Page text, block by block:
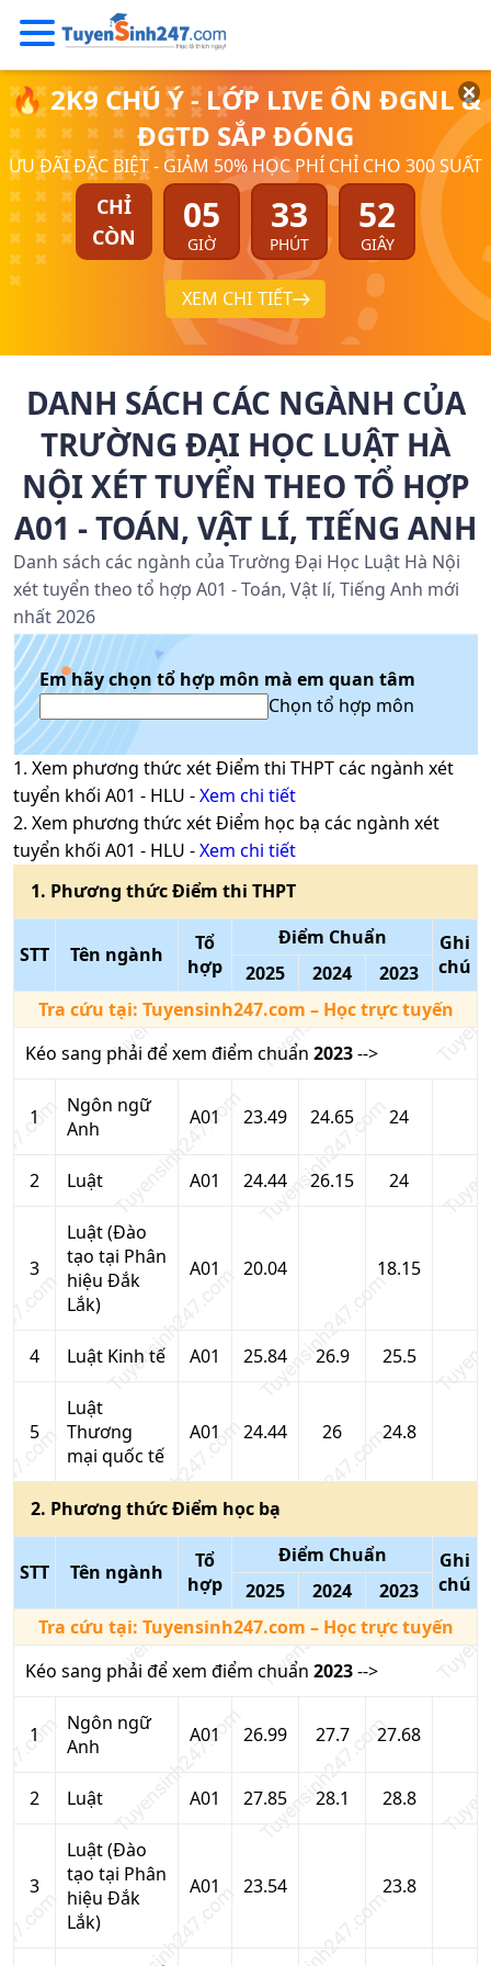
🔥 2K9 CHÚ Ý - LỚP LIVE ÔN ĐGNL &
ĐGTD SẮP ĐÓNG
ƯU ĐÃI ĐẶC BIỆT - GIẢM 50% HỌC PHÍ CHỈ CHO 300 SUẤT
CHỈ
CÒN
05
GIỜ
33
PHÚT
52
GIÂY
XEM CHI TIẾT
DANH SÁCH CÁC NGÀNH CỦA
TRƯỜNG ĐẠI HỌC LUẬT HÀ
NỘI XÉT TUYỂN THEO TỔ HỢP
A01 - TOÁN, VẬT LÍ, TIẾNG ANH
Danh sách các ngành của Trường Đại Học Luật Hà Nội
xét tuyển theo tổ hợp A01 - Toán, Vật lí, Tiếng Anh mới
nhất 2026
Em hãy chọn tổ hợp môn mà em quan tâm
Chọn tổ hợp môn
1. Xem phương thức xétĐiểm thi THPTcác ngành xét
tuyển khối A01 - HLU -Xem chi tiết
2. Xem phương thức xétĐiểm học bạ các ngành xét
tuyển khối A01 - HLU -Xem chi tiết
1. Phương thứcĐiểm thi THPT
STT Tên ngành
Tổ
hợp
Điểm Chuẩn
Ghi
chú
2025 2024
2023
Tra cứu tại: Tuyensinh247.com – Học trực tuyến
Kéo sang phải để xem điểm chuẩn 2023-->
1
Ngôn ngữ
Anh
A01 23.49 24.65 24
2 Luật A01 24.44 26.15 24
3
Luật (Đào
tạo tại Phân
hiệu Đắk
Lắk)
A01 20.04 18.15
4 Luật Kinh tế A01 25.84 26.9 25.5
5
Luật
Thương
mại quốc tế
A01 24.44 26 24.8
2. Phương thứcĐiểm học bạ
STT Tên ngành
Tổ
hợp
Điểm Chuẩn
Ghi
chú
2025 2024
2023
Tra cứu tại: Tuyensinh247.com – Học trực tuyến
Kéo sang phải để xem điểm chuẩn 2023-->
1
Ngôn ngữ
Anh
A01 26.99 27.7 27.68
2 Luật A01 27.85 28.1 28.8
3
Luật (Đào
tạo tại Phân
hiệu Đắk
Lắk)
A01 23.54 23.8